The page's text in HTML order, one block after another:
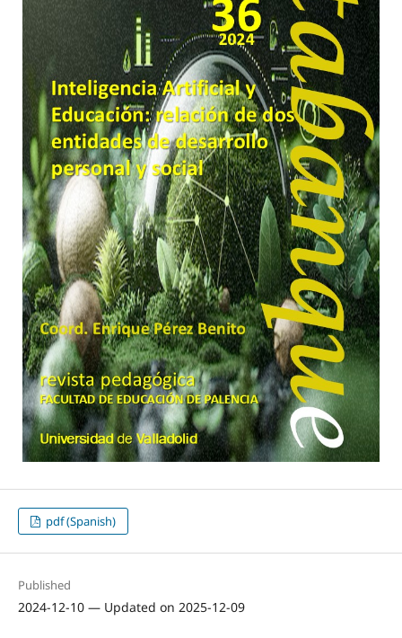
pdf (Spanish)
Published
2024-12-10 — Updated on 2025-12-09